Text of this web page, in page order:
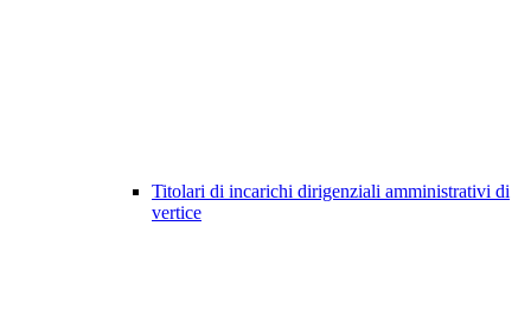
Titolari di incarichi dirigenziali amministrativi di
vertice